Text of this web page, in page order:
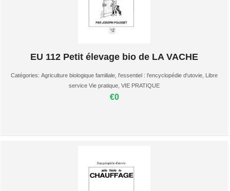
EU 112 Petit élevage bio de LA VACHE
Catégories: Agriculture biologique familiale l'essentiel : l'encyclopédie d'utovie Libre
service Vie pratique VIE PRATIQUE
€0